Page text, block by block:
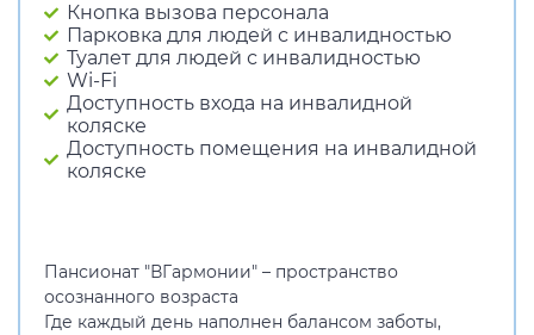
Кнопка вызова персонала
Парковка для людей с инвалидностью
Туалет для людей с инвалидностью
Wi-Fi
Доступность входа на инвалидной
коляске
Доступность помещения на инвалидной
коляске
Пансионат "ВГармонии" – пространство
осознанного возраста
Где каждый день наполнен балансом заботы,